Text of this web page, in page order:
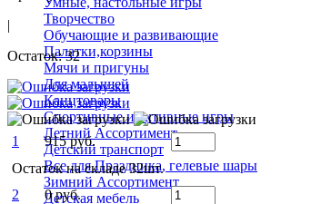
Творчество
Обучающие и развивающие
Палатки,корзины
Мячи и пригуны
Для малышей
Канцтовары
Спортивные и активные игры
Летний Ассортимент
Детский транспорт
Все для Праздника, гелевые шары
Зимний Ассортимент
Детская мебель
|
Остаток: 32
1
915 руб.
Остаток на складе 32шт.
2
0 руб.